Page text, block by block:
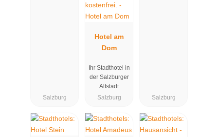
Salzburg
Hotel am
Dom
Ihr Stadthotel in
der Salzburger
Altstadt
Salzburg
Salzburg